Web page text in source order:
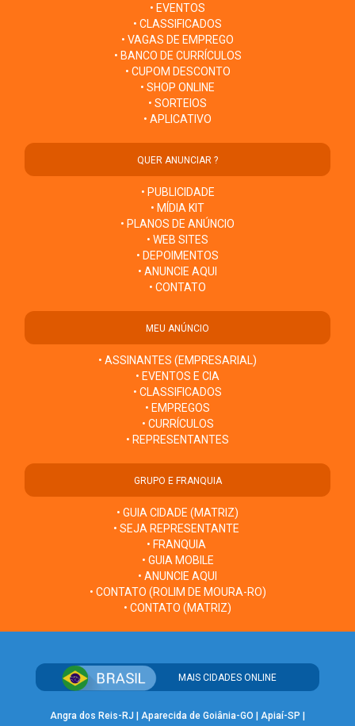
• EVENTOS
• CLASSIFICADOS
• VAGAS DE EMPREGO
• BANCO DE CURRÍCULOS
• CUPOM DESCONTO
• SHOP ONLINE
• SORTEIOS
• APLICATIVO
QUER ANUNCIAR ?
• PUBLICIDADE
• MÍDIA KIT
• PLANOS DE ANÚNCIO
• WEB SITES
• DEPOIMENTOS
• ANUNCIE AQUI
• CONTATO
MEU ANÚNCIO
• ASSINANTES (EMPRESARIAL)
• EVENTOS E CIA
• CLASSIFICADOS
• EMPREGOS
• CURRÍCULOS
• REPRESENTANTES
GRUPO E FRANQUIA
• GUIA CIDADE (MATRIZ)
• SEJA REPRESENTANTE
• FRANQUIA
• GUIA MOBILE
• ANUNCIE AQUI
• CONTATO (ROLIM DE MOURA-RO)
• CONTATO (MATRIZ)
MAIS CIDADES ONLINE
Angra dos Reis-RJ Aparecida de Goiânia-GO Apiaí-SP